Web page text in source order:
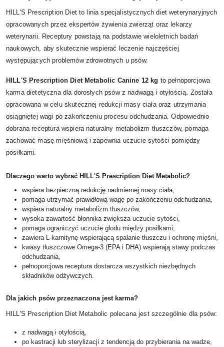
HILL'S Prescription Diet to linia specjalistycznych diet weterynaryjnych
opracowanych przez ekspertów żywienia zwierząt oraz lekarzy
weterynarii. Receptury powstają na podstawie wieloletnich badań
naukowych, aby skutecznie wspierać leczenie najczęściej
występujących problemów zdrowotnych u psów.
HILL'S Prescription Diet Metabolic Canine 12 kg to pełnoporcjowa
karma dietetyczna dla dorosłych psów z nadwagą i otyłością. Została
opracowana w celu skutecznej redukcji masy ciała oraz utrzymania
osiągniętej wagi po zakończeniu procesu odchudzania. Odpowiednio
dobrana receptura wspiera naturalny metabolizm tłuszczów, pomaga
zachować masę mięśniową i zapewnia uczucie sytości pomiędzy
posiłkami.
Dlaczego warto wybrać HILL'S Prescription Diet Metabolic?
wspiera bezpieczną redukcję nadmiernej masy ciała,
pomaga utrzymać prawidłową wagę po zakończeniu odchudzania,
wspiera naturalny metabolizm tłuszczów,
wysoka zawartość błonnika zwiększa uczucie sytości,
pomaga ograniczyć uczucie głodu między posiłkami,
zawiera L-karnitynę wspierającą spalanie tłuszczu i ochronę mięśni,
kwasy tłuszczowe Omega-3 (EPA i DHA) wspierają stawy podczas
odchudzania,
pełnoporcjowa receptura dostarcza wszystkich niezbędnych
składników odżywczych.
Dla jakich psów przeznaczona jest karma?
HILL'S Prescription Diet Metabolic polecana jest szczególnie dla psów:
z nadwagą i otyłością,
po kastracji lub sterylizacji z tendencją do przybierania na wadze,